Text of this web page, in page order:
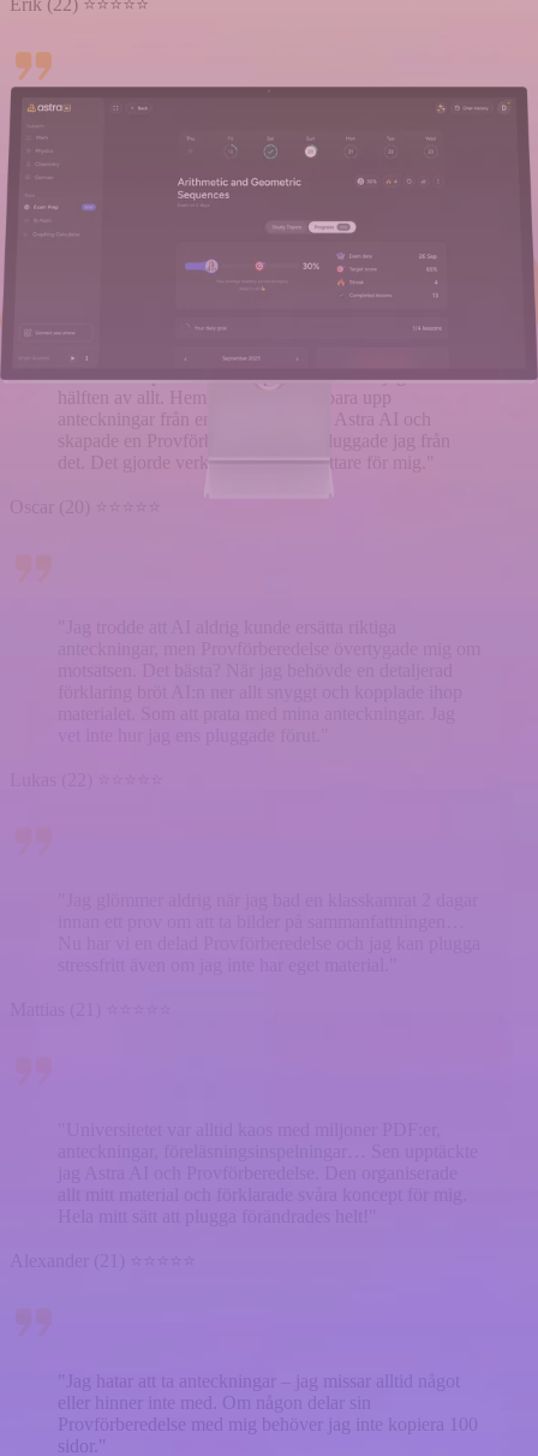
skicka foton på dina anteckningar' och sen spenderar
jag timmar på det. Nu skickar jag bara en länk till
Provförberedelse, och de har allt och kan redan börja
förbereda sig inför provet."
"Professorn pratade så fort på lektionen att jag missade
hälften av allt. Hemma laddade jag bara upp
anteckningar från en klasskamrat till Astra AI och
skapade en Provförberedelse. Sen pluggade jag från
det. Det gjorde verkligen lärandet lättare för mig."
"Jag hatar att ta anteckningar – jag missar alltid något
eller hinner inte med. Om någon delar sin
Provförberedelse med mig behöver jag inte kopiera 100
sidor."